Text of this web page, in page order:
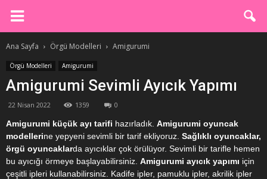
Ana Sayfa Örgü Modelleri Amigurumi
Örgü Modelleri Amigurumi
Amigurumi Sevimli Ayıcık Yapımı
22 Nisan 2022 1359 0
Amigurumi küçük ayı tarifi hazırladık. Amigurumi oyuncak
modellerine yepyeni sevimli bir tarif ekliyoruz. Sağlıklı oyuncaklar,
örgü oyuncaklarda ayıcıklar çok örülüyor. Sevimli bir tarifle hemen
bu ayıcığı örmeye başlayabilirsiniz. Amigurumi ayıcık yapımı için
çeşitli ipleri kullanabilirsiniz. Kadife ipler, pamuklu ipler, akrilik ipler